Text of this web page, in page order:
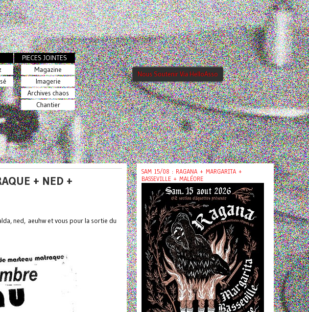
PIECES JOINTES
Magazine
Imagerie
Archives chaos
Chantier
Nous Soutenir Via HelloAsso
+ NED +
ned, aeuhw et vous pour la sortie du
SAM 15/08 : RAGANA + MARGARITA +
BASSEVILLE + MALÉORE